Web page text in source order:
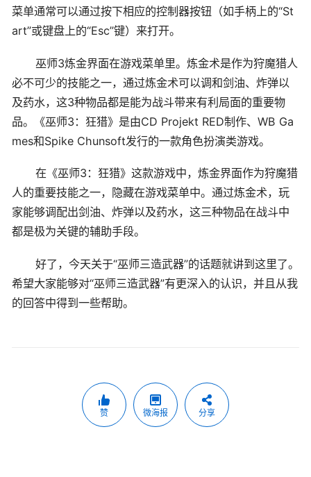
菜单通常可以通过按下相应的控制器按钮（如手柄上的“St
art”或键盘上的“Esc”键）来打开。
巫师3炼金界面在游戏菜单里。炼金术是作为狩魔猎人
必不可少的技能之一，通过炼金术可以调和剑油、炸弹以
及药水，这3种物品都是能为战斗带来有利局面的重要物
品。《巫师3：狂猎》是由CD Projekt RED制作、WB Ga
mes和Spike Chunsoft发行的一款角色扮演类游戏。
在《巫师3：狂猎》这款游戏中，炼金界面作为狩魔猎
人的重要技能之一，隐藏在游戏菜单中。通过炼金术，玩
家能够调配出剑油、炸弹以及药水，这三种物品在战斗中
都是极为关键的辅助手段。
好了，今天关于“巫师三造武器”的话题就讲到这里了。
希望大家能够对“巫师三造武器”有更深入的认识，并且从我
的回答中得到一些帮助。
赞 微海报 分享